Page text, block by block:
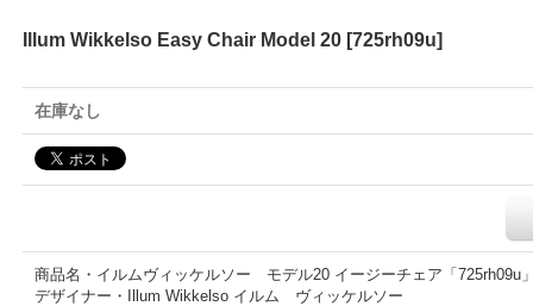
Illum Wikkelso Easy Chair Model 20 [725rh09u]
在庫なし
商品名・イルムヴィッケルソー モデル20 イージーチェア「725rh09u
デザイナー・Illum Wikkelso イルム ヴィッケルソー